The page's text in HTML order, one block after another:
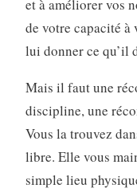
et à améliorer vos
de votre capacité à
lui donner ce qu’il
Mais il faut une
discipline, une
Vous la trouvez
libre. Elle vous
simple lieu